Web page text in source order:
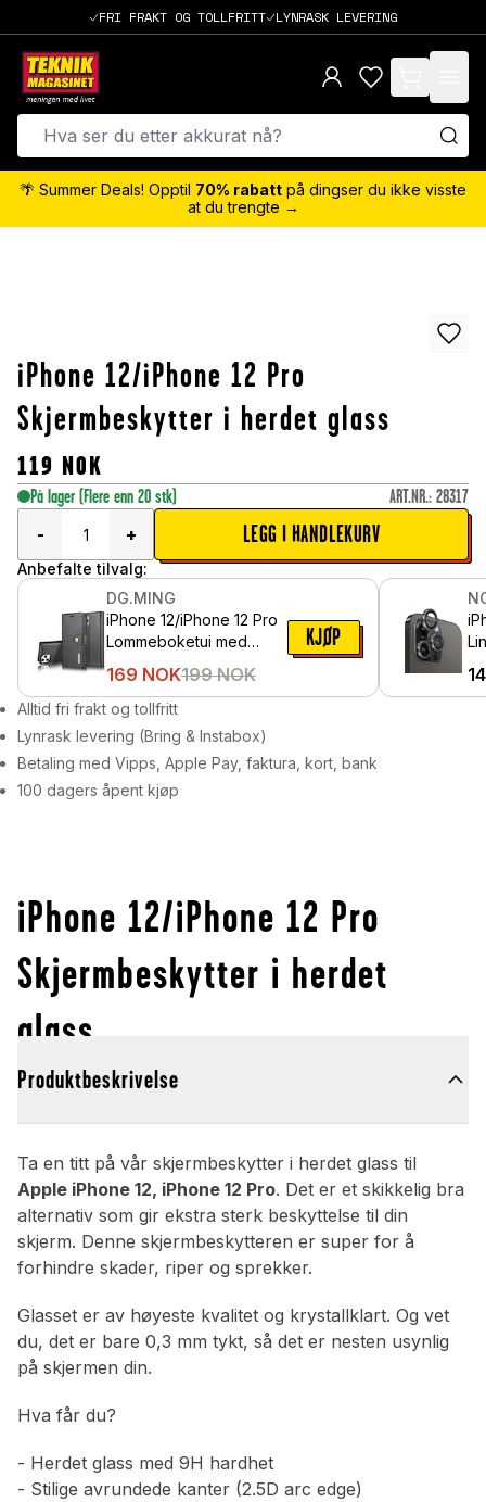
FRI FRAKT OG TOLLFRITT LYNRASK LEVERING
items in cart,
🌴 Summer Deals! Opptil 70% rabatt på dingser du ikke visste
at du trengte →
iPhone 12/iPhone 12 Pro
Skjermbeskytter i herdet glass
119 NOK
På lager (Flere enn 20 stk) ART.NR.: 28317
-
+ LEGG I HANDLEKURV
Anbefalte tilvalg:
DG.MING
iPhone 12/iPhone 12 Pro
Lommeboketui med
169 NOK199 NOK
KJØP
Alltid fri frakt og tollfritt
Lynrask levering (Bring & Instabox)
Betaling med Vipps, Apple Pay, faktura, kort, bank
100 dagers åpent kjøp
iPhone 12/iPhone 12 Pro
Skjermbeskytter i herdet
glass
Produktbeskrivelse
Ta en titt på vår skjermbeskytter i herdet glass til
Apple iPhone 12, iPhone 12 Pro. Det er et skikkelig bra
alternativ som gir ekstra sterk beskyttelse til din
skjerm. Denne skjermbeskytteren er super for å
forhindre skader, riper og sprekker.
Glasset er av høyeste kvalitet og krystallklart. Og vet
du, det er bare 0,3 mm tykt, så det er nesten usynlig
på skjermen din.
Hva får du?
- Herdet glass med 9H hardhet
- Stilige avrundede kanter (2.5D arc edge)